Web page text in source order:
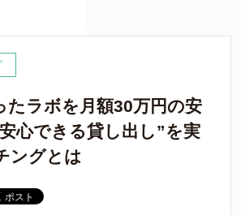
たラボを月額30万円の安
心できる貸し出し”を実
ングとは